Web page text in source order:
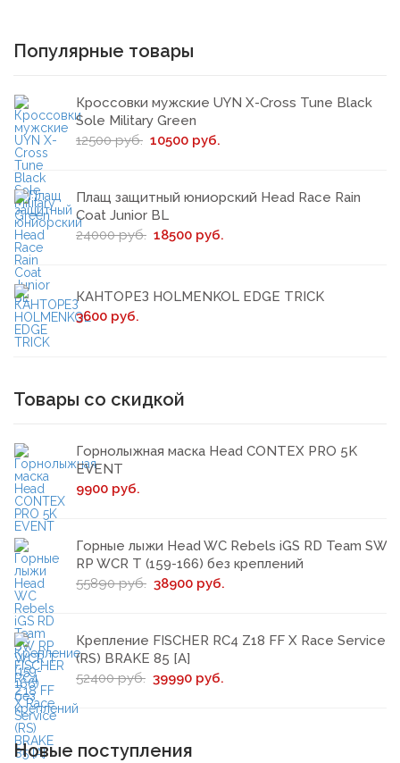
Популярные товары
Кроссовки мужские UYN X-Cross Tune Black
Sole Military Green
12500 руб. 10500 руб.
Плащ защитный юниорский Head Race Rain
Coat Junior BL
24000 руб. 18500 руб.
КАНТОРЕЗ HOLMENKOL EDGE TRICK
3600 руб.
Товары со скидкой
Горнолыжная маска Head CONTEX PRO 5K
EVENT
9900 руб.
Горные лыжи Head WC Rebels iGS RD Team SW
RP WCR T (159-166) без креплений
55890 руб. 38900 руб.
Крепление FISCHER RC4 Z18 FF X Race Service
(RS) BRAKE 85 [A]
52400 руб. 39990 руб.
Новые поступления